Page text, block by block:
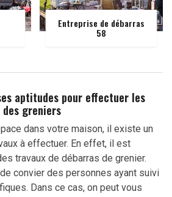
Entreprise de débarras
58
aptitudes pour effectuer les
greniers
dans votre maison, il existe un
à effectuer. En effet, il est
travaux de débarras de grenier.
convier des personnes ayant suivi
Dans ce cas, on peut vous